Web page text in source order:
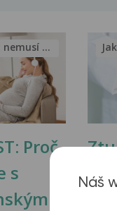
Proč
s
Nevolnost nemusí být nutnou...
Náš